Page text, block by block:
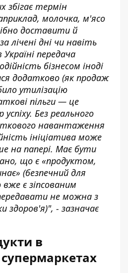
збігає термін
молочка, м'ясо
доставити й
лічені дні чи навіть
передача
бізнесом іноді
додатково (як продаж
утилізацію
пільги — це
Без реального
навантаження
ініціатива може
на папері. Має бути
що є «продуктом,
(безпечний для
є зіпсованим
не можна з
здоров'я)", - зазначає
в